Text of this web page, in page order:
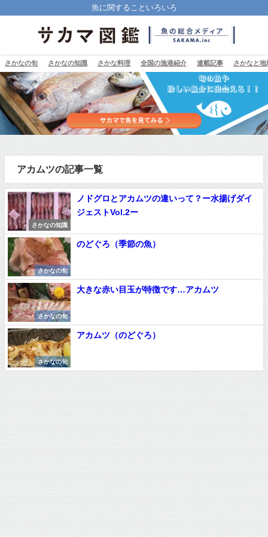
魚に関することいろいろ
さかなの旬 さかなの知識 さかな料理 全国の漁港紹介 連載記事 さかなと地
アカムツの記事一覧
さかなの知識
ノドグロとアカムツの違いって？ー水揚げダイ
ジェストVol.2ー
さかなの旬
のどぐろ（季節の魚）
さかなの旬
大きな赤い目玉が特徴です…アカムツ
さかなの旬
アカムツ（のどぐろ）